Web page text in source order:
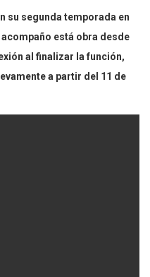
su segunda temporada en
está obra desde
al finalizar la función,
a partir del 11 de